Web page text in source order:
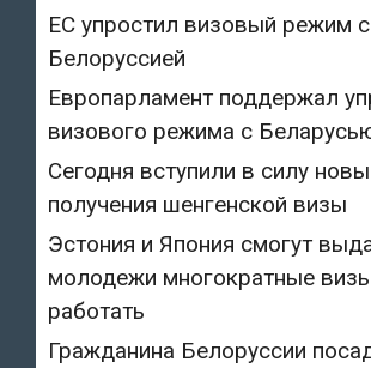
ЕС упростил визовый режим с
Белоруссией
Европарламент поддержал
визового режима с
Сегодня вступили в силу
получения шенгенской визы
Эстония и Япония смогут
молодежи многократные
работать
Гражданина Белоруссии